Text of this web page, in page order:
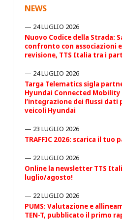
NEWS
24 LUGLIO 2026
Nuovo Codice della Strada:
confronto con associazioni
revisione, TTS Italia tra i
24 LUGLIO 2026
Targa Telematics sigla
Hyundai Connected Mobility
l’integrazione dei flussi dati
veicoli Hyundai
23 LUGLIO 2026
TRAFFIC 2026: scarica il tuo
22 LUGLIO 2026
Online la newsletter TTS
luglio/agosto!
22 LUGLIO 2026
PUMS: Valutazione e
TEN-T, pubblicato il primo